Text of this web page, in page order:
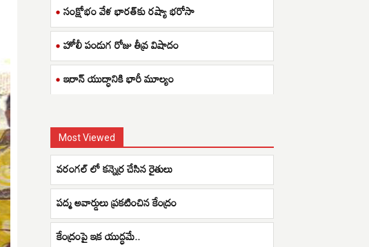
సంక్షోభం వేళ భారత్‌కు రష్యా భరోసా
హోలీ పండుగ రోజు తీవ్ర విషాదం
ఇరాన్ యుద్ధానికి భారీ మూల్యం
Most Viewed
వరంగల్ లో కన్నెర్ర చేసిన రైతులు
పద్మ అవార్డులు ప్రకటించిన కేంద్రం
కేంద్రంపై ఇక యుద్ధమే..